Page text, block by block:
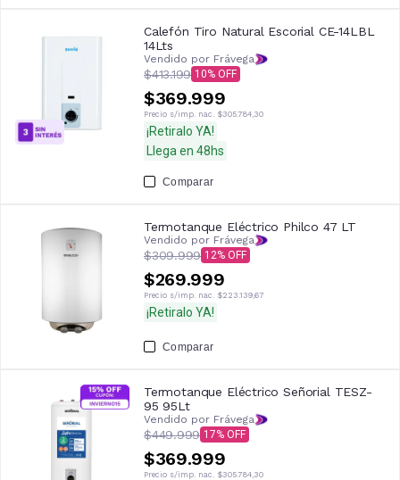
Calefón Tiro Natural Escorial CE-14LBL
14Lts
Vendido por Frávega
$413.199 10
$369.999
Precio s/imp. nac. $305.784,30
¡Retiralo YA!
Llega en 48hs
Comparar
Termotanque Eléctrico Philco 47 LT
Vendido por Frávega
$309.999 12
$269.999
Precio s/imp. nac. $223.139,67
¡Retiralo YA!
Comparar
Termotanque Eléctrico Señorial TESZ-
95 95Lt
Vendido por Frávega
$449.999 17
$369.999
Precio s/imp. nac. $305.784,30